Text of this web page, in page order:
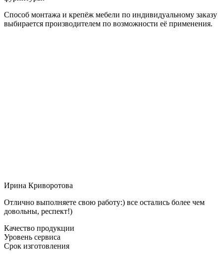
Способ монтажа и крепёж мебели по индивидуальному заказу
выбирается производителем по возможности её применения.
Ирина Криворотова
Отлично выполняете свою работу:) все остались более чем
довольны, респект!)
Качество продукции
Уровень сервиса
Срок изготовления